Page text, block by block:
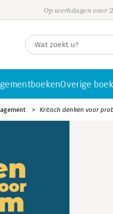
Op werkdagen voor
Overige
Kritisch denken voor